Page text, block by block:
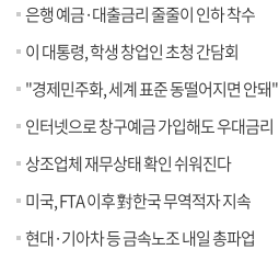
은행 예금·대출금리 줄줄이 인하 착수
이 대통령, 학생 창업인 초청 간담회
"경제민주화, 세계 표준 동떨어지면 안돼"
인터넷으로 창구예금 가입해도 우대금리
상조업체 재무상태 확인 쉬워진다
미국, FTA 이후 對한국 무역적자 지속
현대·기아차 등 금속노조 내일 총파업